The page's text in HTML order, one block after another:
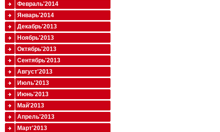
Февраль'2014
Январь'2014
Декабрь'2013
Ноябрь'2013
Октябрь'2013
Сентябрь'2013
Август'2013
Июль'2013
Июнь'2013
Май'2013
Апрель'2013
Март'2013